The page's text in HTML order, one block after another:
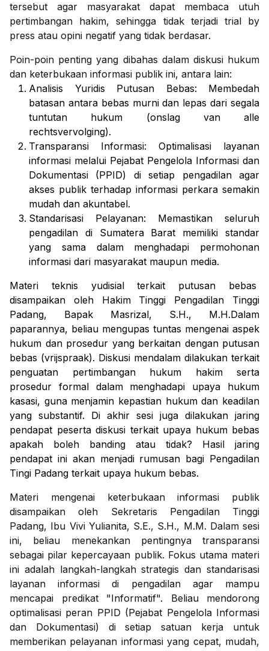
tersebut agar masyarakat dapat membaca utuh
pertimbangan hakim, sehingga tidak terjadi trial by
press atau opini negatif yang tidak berdasar.
Poin-poin penting yang dibahas dalam diskusi hukum
dan keterbukaan informasi publik ini, antara lain:
Analisis Yuridis Putusan Bebas: Membedah
batasan antara bebas murni dan lepas dari segala
tuntutan hukum (onslag van alle
rechtsvervolging).
Transparansi Informasi: Optimalisasi layanan
informasi melalui Pejabat Pengelola Informasi dan
Dokumentasi (PPID) di setiap pengadilan agar
akses publik terhadap informasi perkara semakin
mudah dan akuntabel.
Standarisasi Pelayanan: Memastikan seluruh
pengadilan di Sumatera Barat memiliki standar
yang sama dalam menghadapi permohonan
informasi dari masyarakat maupun media.
Materi teknis yudisial terkait putusan bebas
disampaikan oleh Hakim Tinggi Pengadilan Tinggi
Padang, Bapak Masrizal, S.H., M.H.Dalam
paparannya, beliau mengupas tuntas mengenai aspek
hukum dan prosedur yang berkaitan dengan putusan
bebas (vrijspraak). Diskusi mendalam dilakukan terkait
penguatan pertimbangan hukum hakim serta
prosedur formal dalam menghadapi upaya hukum
kasasi, guna menjamin kepastian hukum dan keadilan
yang substantif. Di akhir sesi juga dilakukan jaring
pendapat peserta diskusi terkait upaya hukum bebas
apakah boleh banding atau tidak? Hasil jaring
pendapat ini akan menjadi rumusan bagi Pengadilan
Tingi Padang terkait upaya hukum bebas.
Materi mengenai keterbukaan informasi publik
disampaikan oleh Sekretaris Pengadilan Tinggi
Padang, Ibu Vivi Yulianita, S.E., S.H., M.M. Dalam sesi
ini, beliau menekankan pentingnya transparansi
sebagai pilar kepercayaan publik. Fokus utama materi
ini adalah langkah-langkah strategis dan standarisasi
layanan informasi di pengadilan agar mampu
mencapai predikat "Informatif". Beliau mendorong
optimalisasi peran PPID (Pejabat Pengelola Informasi
dan Dokumentasi) di setiap satuan kerja untuk
memberikan pelayanan informasi yang cepat, mudah,